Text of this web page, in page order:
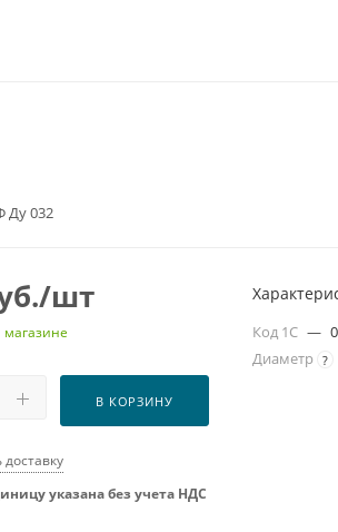
Ду 032
/шт
магазине
В КОРЗИНУ
доставку
указана без учета НДС
Код 1С —
Диаметр ?